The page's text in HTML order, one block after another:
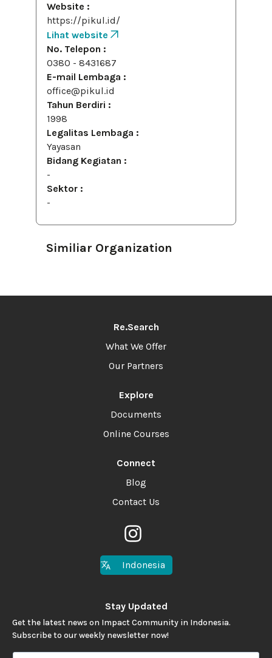
Website :
https://pikul.id/
Lihat website
No. Telepon :
0380 - 8431687
E-mail Lembaga :
office@pikul.id
Tahun Berdiri :
1998
Legalitas Lembaga :
Yayasan
Bidang Kegiatan :
-
Sektor :
-
Similiar Organization
Re.Search
What We Offer
Our Partners
Explore
Documents
Online Courses
Connect
Blog
Contact Us
Indonesia
Stay Updated
Get the latest news on Impact Community in Indonesia.
Subscribe to our weekly newsletter now!